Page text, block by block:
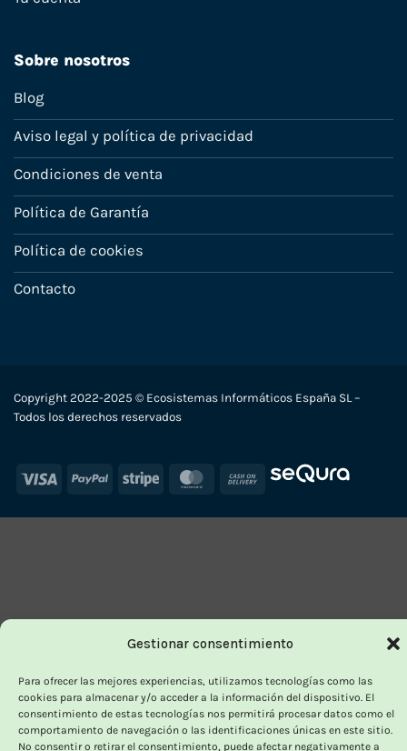
Gestionar consentimiento
Para ofrecer las mejores experiencias, utilizamos tecnologías como las
cookies para almacenar y/o acceder a la información del dispositivo. El
consentimiento de estas tecnologías nos permitirá procesar datos como el
comportamiento de navegación o las identificaciones únicas en este sitio.
No consentir o retirar el consentimiento, puede afectar negativamente a
Sobre nosotros
Blog
Aviso legal y política de privacidad
Condiciones de venta
Política de Garantía
Política de cookies
Contacto
Copyright 2022-2025 © Ecosistemas Informáticos España SL –
Todos los derechos reservados
Visa PayPal Stripe MasterCard
Cash